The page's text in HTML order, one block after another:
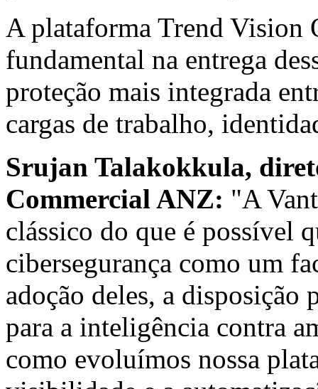
A plataforma Trend Vision
fundamental na entrega
proteção mais integrada
cargas de trabalho,
Srujan Talakokkula,
Commercial ANZ: "A
clássico do que é possível
cibersegurança como um
adoção deles, a disposição
para a inteligência contra
como evoluímos nossa